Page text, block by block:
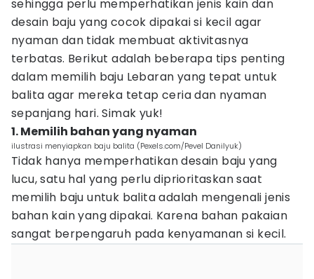
sehingga perlu memperhatikan jenis kain dan
desain baju yang cocok dipakai si kecil agar
nyaman dan tidak membuat aktivitasnya
terbatas. Berikut adalah beberapa tips penting
dalam memilih baju Lebaran yang tepat untuk
balita agar mereka tetap ceria dan nyaman
sepanjang hari. Simak yuk!
1. Memilih bahan yang nyaman
ilustrasi menyiapkan baju balita (Pexels.com/Pevel Danilyuk)
Tidak hanya memperhatikan desain baju yang
lucu, satu hal yang perlu diprioritaskan saat
memilih baju untuk balita adalah mengenali jenis
bahan kain yang dipakai. Karena bahan pakaian
sangat berpengaruh pada kenyamanan si kecil.